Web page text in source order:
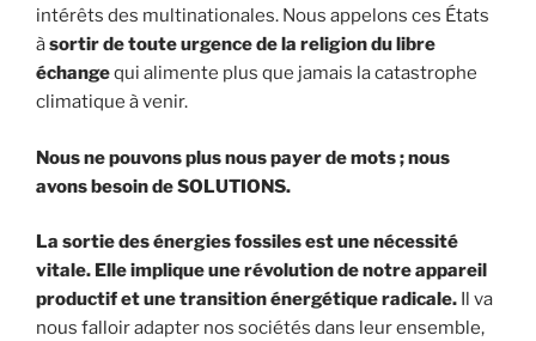
intérêts des multinationales. Nous appelons ces États
àsortir de toute urgence de la religion du libre
échangequi alimente plus que jamais la catastrophe
climatique à venir.
Nous ne pouvons plus nous payer de mots ; nous
avons besoin de SOLUTIONS.
La sortie des énergies fossiles est une nécessité
vitale. Elle implique une révolution de notre appareil
productif et une transition énergétique radicale. Il va
nous falloir adapter nos sociétés dans leur ensemble,